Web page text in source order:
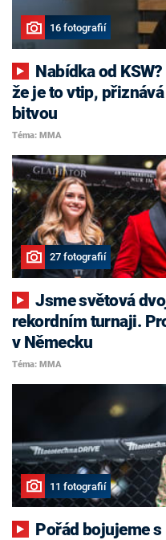
16 fotografií
že je to vtip,
bitvou
Téma: MMA
27 fotografií
Jsme světová dvojka, říká Neruda po
rekordním turnaji.
v Německu
Téma: MMA
11 fotografií